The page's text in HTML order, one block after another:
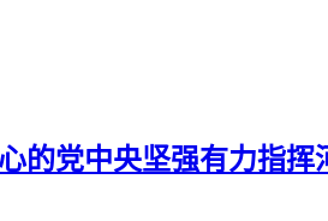
党中央坚强有力指挥